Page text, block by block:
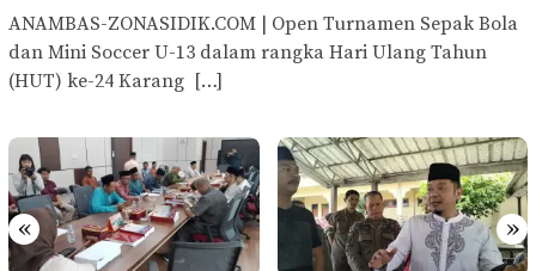
ANAMBAS-ZONASIDIK.COM | Open Turnamen Sepak Bola
dan Mini Soccer U-13 dalam rangka Hari Ulang Tahun
(HUT) ke-24 Karang […]
« »